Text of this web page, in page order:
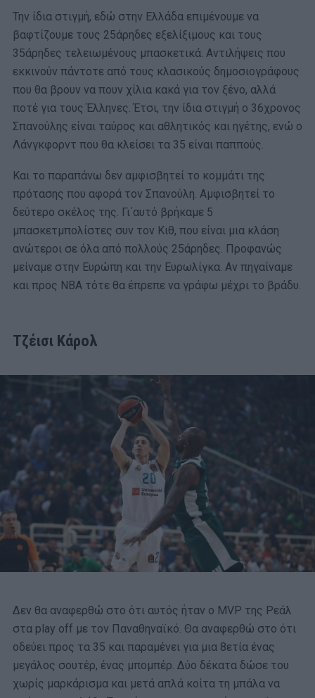
Την ίδια στιγμή, εδώ στην Ελλάδα επιμένουμε να
βαφτίζουμε τους 25άρηδες εξελίξιμους και τους
35άρηδες τελειωμένους μπασκετικά. Αντιλήψεις που
εκκινούν πάντοτε από τους κλασικούς δημοσιογράφους
που θα βρουν να πουν χίλια κακά για τον ξένο, αλλά
ποτέ για τους Έλληνες. Έτσι, την ίδια στιγμή ο 36χρονος
Σπανούλης είναι ταύρος και αθλητικός και ηγέτης, ενώ ο
Λάνγκφορντ που θα κλείσει τα 35 είναι παππούς.
Και το παραπάνω δεν αμφισβητεί το κομμάτι της
πρότασης που αφορά τον Σπανούλη. Αμφισβητεί το
δεύτερο σκέλος της. Γι΄αυτό βρήκαμε 5
μπασκετμπολίστες συν τον Κιθ, που είναι μια κλάση
ανώτεροι σε όλα από πολλούς 25άρηδες. Προφανώς
μείναμε στην Ευρώπη και την Ευρωλίγκα. Αν πηγαίναμε
και προς NBA τότε θα έπρεπε να γράφω μέχρι το βράδυ.
Τζέισι Κάρολ
Δεν θα αναφερθώ στο ότι αυτός ήταν ο MVP της Ρεάλ
στα play off με τον Παναθηναϊκό. Θα αναφερθώ στο ότι
οδεύει προς τα 35 και παραμένει για μια 8ετία ένας
μεγάλος σουτέρ, ένας μπομπέρ. Δύο δέκατα δώσε του
χωρίς μαρκάρισμα και μετά απλά κοίτα τη μπάλα να